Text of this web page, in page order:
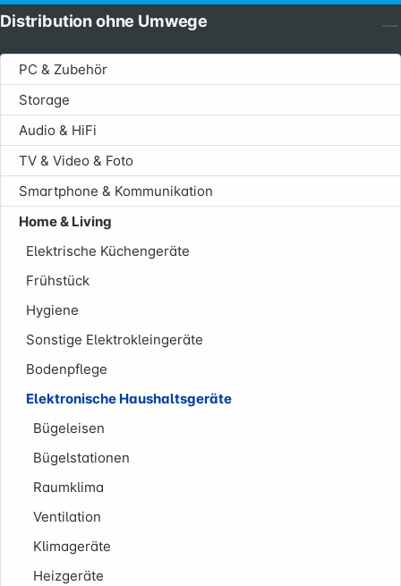
PC & Zubehör
Storage
Audio & HiFi
TV & Video & Foto
Smartphone & Kommunikation
Home & Living
Elektrische Küchengeräte
Frühstück
Hygiene
Sonstige Elektrokleingeräte
Bodenpflege
Elektronische Haushaltsgeräte
Bügeleisen
Bügelstationen
Raumklima
Ventilation
Klimageräte
Heizgeräte
Distribution ohne Umwege